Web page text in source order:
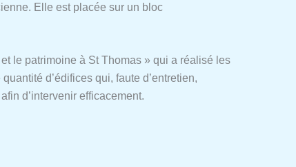
Elle est placée sur un bloc
le patrimoine à St Thomas » qui a réalisé les
d’édifices qui, faute d’entretien,
d’intervenir efficacement.